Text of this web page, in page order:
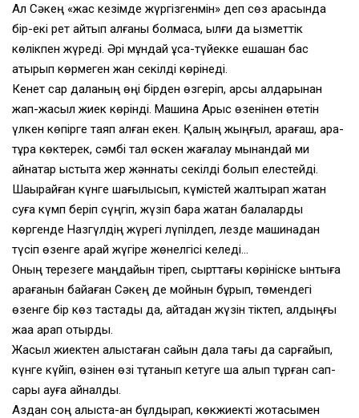
Ал Сәкең «жас кезімде жүргізгенмін» деп сөз арасында
бір-екі рет айтып қалғаны болмаса, ылғи да қызметтік
көлікпен жүреді. Әрі мұндай ұсақ-түйекке ешқашан бас
қатырып көрмеген жан секілді көрінеді.
Кенет сар даланың өңі бірден өзгеріп, қарсы алдарынан
жап-жасыл жиек көрінді. Машина Арыс өзенінен өтетін
үлкен көпірге таяп қалған екен. Қалың жыңғыл, қарағаш, ара-
тұра көктерек, сәмбі тал өскен жағалау мынандай ми
қайнатар ыстықта жер жәннаты секілді болып елестейді.
Шақырайған күнге шағылысып, күмістей жалтырап жатқан
суға күмп беріп сүңгіп, жүзіп бара жатқан балаларды
көргенде Назгүлдің жүрегі лүпілдеп, лезде машинадан
түсіп өзенге қарай жүгіре жөнелгісі келеді…
Оның терезеге маңдайын тіреп, сырттағы көрініске ынтыға
қарағанын байқаған Сәкең де мойнын бұрып, төмендегі
өзенге бір көз тастады да, қайтадан жүзін тіктеп, алдыңғы
жаққа қарап отырды.
Жасыл жиектен алыстаған сайын дала тағы да сарғайып,
күнге күйіп, өзінен өзі тұтанып кетуге шақ қалып тұрған сап-
сары қауға айналды.
Аздан соң алыста-ан бұлдырап, көкжиекті жотасымен